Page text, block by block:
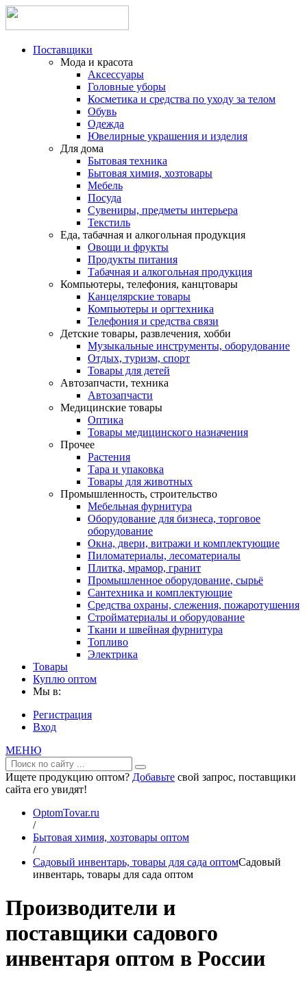
Поставщики
Мода и красота
Аксессуары
Головные уборы
Косметика и средства по уходу за телом
Обувь
Одежда
Ювелирные украшения и изделия
Для дома
Бытовая техника
Бытовая химия, хозтовары
Мебель
Посуда
Сувениры, предметы интерьера
Текстиль
Еда, табачная и алкогольная продукция
Овощи и фрукты
Продукты питания
Табачная и алкогольная продукция
Компьютеры, телефония, канцтовары
Канцелярские товары
Компьютеры и оргтехника
Телефония и средства связи
Детские товары, развлечения, хобби
Музыкальные инструменты, оборудование
Отдых, туризм, спорт
Товары для детей
Автозапчасти, техника
Автозапчасти
Медицинские товары
Оптика
Товары медицинского назначения
Прочее
Растения
Тара и упаковка
Товары для животных
Промышленность, строительство
Мебельная фурнитура
Оборудование для бизнеса, торговое
оборудование
Окна, двери, витражи и комплектующие
Пиломатериалы, лесоматериалы
Плитка, мрамор, гранит
Промышленное оборудование, сырьё
Сантехника и комплектующие
Средства охраны, слежения, пожаротушения
Стройматериалы и оборудование
Ткани и швейная фурнитура
Топливо
Электрика
Товары
Куплю оптом
Мы в:
Регистрация
Вход
МЕНЮ
Ищете продукцию оптом? Добавьте свой запрос, поставщики
сайта его увидят!
OptomTovar.ru
/
Бытовая химия, хозтовары оптом
/
Садовый инвентарь, товары для сада оптомСадовый
инвентарь, товары для сада оптом
Производители и
поставщики садового
инвентаря оптом в России